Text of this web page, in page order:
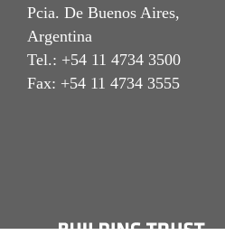
Pcia. De Buenos Aires,
Argentina
Tel.: +54 11 4734 3500
Fax: +54 11 4734 3555